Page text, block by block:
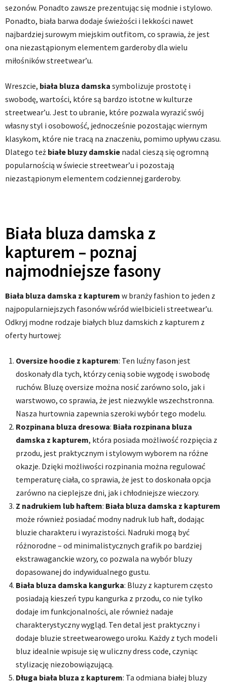
sezonów. Ponadto zawsze prezentując się modnie i stylowo.
Ponadto, biała barwa dodaje świeżości i lekkości nawet
najbardziej surowym miejskim outfitom, co sprawia, że jest
ona niezastąpionym elementem garderoby dla wielu
miłośników streetwear’u.
Wreszcie, biała bluza damska symbolizuje prostotę i
swobodę, wartości, które są bardzo istotne w kulturze
streetwear’u. Jest to ubranie, które pozwala wyrazić swój
własny styl i osobowość, jednocześnie pozostając wiernym
klasykom, które nie tracą na znaczeniu, pomimo upływu czasu.
Dlatego też białe bluzy damskie nadal cieszą się ogromną
popularnością w świecie streetwear’u i pozostają
niezastąpionym elementem codziennej garderoby.
Biała bluza damska z
kapturem – poznaj
najmodniejsze fasony
Biała bluza damska z kapturem w branży fashion to jeden z
najpopularniejszych fasonów wśród wielbicieli streetwear’u.
Odkryj modne rodzaje białych bluz damskich z kapturem z
oferty hurtowej:
Oversize hoodie z kapturem: Ten luźny fason jest
doskonały dla tych, którzy cenią sobie wygodę i swobodę
ruchów. Bluzę oversize można nosić zarówno solo, jak i
warstwowo, co sprawia, że jest niezwykle wszechstronna.
Nasza hurtownia zapewnia szeroki wybór tego modelu.
Rozpinana bluza dresowa: Biała rozpinana bluza
damska z kapturem, która posiada możliwość rozpięcia z
przodu, jest praktycznym i stylowym wyborem na różne
okazje. Dzięki możliwości rozpinania można regulować
temperaturę ciała, co sprawia, że jest to doskonała opcja
zarówno na cieplejsze dni, jak i chłodniejsze wieczory.
Z nadrukiem lub haftem: Biała bluza damska z kapturem
może również posiadać modny nadruk lub haft, dodając
bluzie charakteru i wyrazistości. Nadruki mogą być
różnorodne – od minimalistycznych grafik po bardziej
ekstrawaganckie wzory, co pozwala na wybór bluzy
dopasowanej do indywidualnego gustu.
Biała bluza damska kangurka: Bluzy z kapturem często
posiadają kieszeń typu kangurka z przodu, co nie tylko
dodaje im funkcjonalności, ale również nadaje
charakterystyczny wygląd. Ten detal jest praktyczny i
dodaje bluzie streetwearowego uroku. Każdy z tych modeli
bluz idealnie wpisuje się w uliczny dress code, czyniąc
stylizację niezobowiązującą.
Długa biała bluza z kapturem: Ta odmiana białej bluzy